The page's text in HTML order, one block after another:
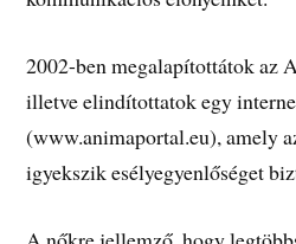
2002-ben megalapítottátok az
illetve elindítottatok egy
(www.animaportal.eu), amely
igyekszik esélyegyenlőséget